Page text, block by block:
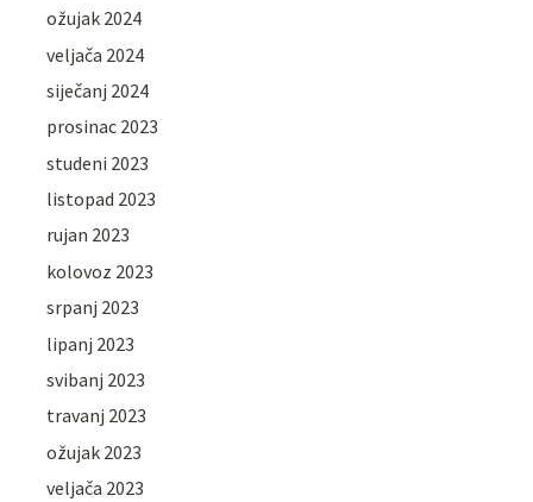
ožujak 2024
veljača 2024
siječanj 2024
prosinac 2023
studeni 2023
listopad 2023
rujan 2023
kolovoz 2023
srpanj 2023
lipanj 2023
svibanj 2023
travanj 2023
ožujak 2023
veljača 2023